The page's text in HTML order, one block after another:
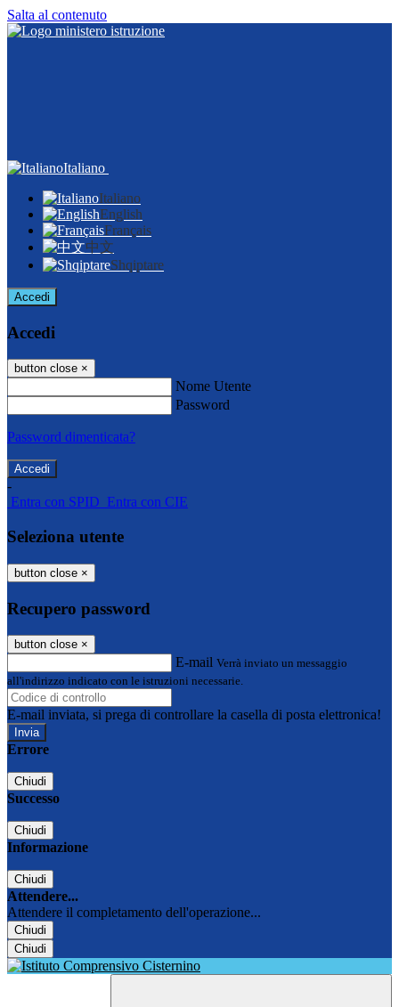
Salta al contenuto
Italiano
Italiano
English
Français
中文
Shqiptare
Accedi
Accedi
button close ×
Nome Utente
Password
Password dimenticata?
-
Entra con SPID Entra con CIE
Seleziona utente
button close ×
Recupero password
button close ×
E-mail Verrà inviato un messaggio
all'indirizzo indicato con le istruzioni necessarie.
E-mail inviata, si prega di controllare la casella di posta elettronica!
Errore
Chiudi
Successo
Chiudi
Informazione
Chiudi
Attendere...
Attendere il completamento dell'operazione...
Chiudi
Chiudi